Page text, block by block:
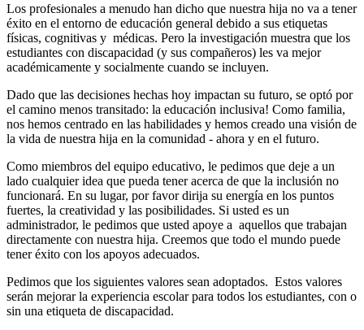
Los profesionales a menudo han dicho que nuestra hija no va a tener
éxito en el entorno de educación general debido a sus etiquetas
físicas, cognitivas y médicas. Pero la investigación muestra que los
estudiantes con discapacidad (y sus compañeros) les va mejor
académicamente y socialmente cuando se incluyen.
Dado que las decisiones hechas hoy impactan su futuro, se optó por
el camino menos transitado: la educación inclusiva! Como familia,
nos hemos centrado en las habilidades y hemos creado una visión de
la vida de nuestra hija en la comunidad - ahora y en el futuro.
Como miembros del equipo educativo, le pedimos que deje a un
lado cualquier idea que pueda tener acerca de que la inclusión no
funcionará. En su lugar, por favor dirija su energía en los puntos
fuertes, la creatividad y las posibilidades. Si usted es un
administrador, le pedimos que usted apoye a aquellos que trabajan
directamente con nuestra hija. Creemos que todo el mundo puede
tener éxito con los apoyos adecuados.
Pedimos que los siguientes valores sean adoptados. Estos valores
serán mejorar la experiencia escolar para todos los estudiantes, con o
sin una etiqueta de discapacidad.